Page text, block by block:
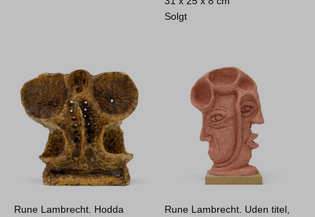
Solgt
Rune Lambrecht. Hodda
Rune Lambrecht. Uden titel,